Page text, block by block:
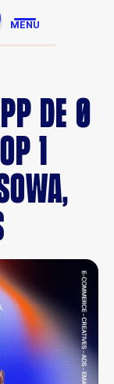
MENU
DE 0
1